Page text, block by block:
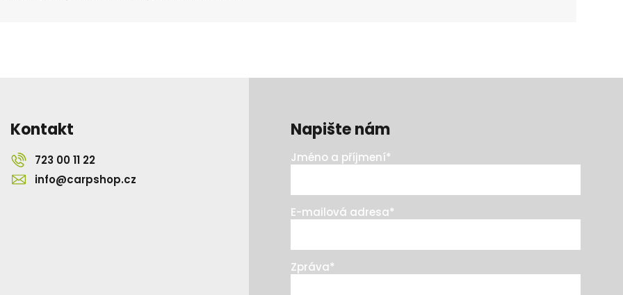
Kontakt
723 00 11 22
info@carpshop.cz
Napište nám
Jméno a příjmení*
E-mailová adresa*
Zpráva*